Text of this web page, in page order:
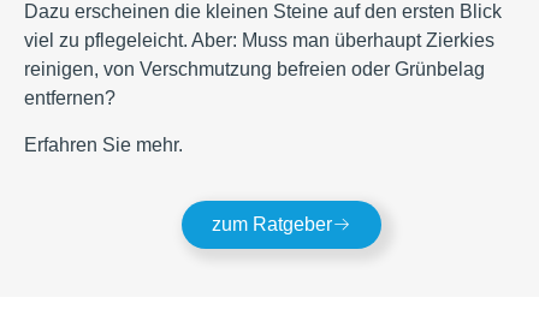
Dazu erscheinen die kleinen Steine auf den ersten Blick
viel zu pflegeleicht. Aber: Muss man überhaupt Zierkies
reinigen, von Verschmutzung befreien oder Grünbelag
entfernen?
Erfahren Sie mehr.
zum Ratgeber